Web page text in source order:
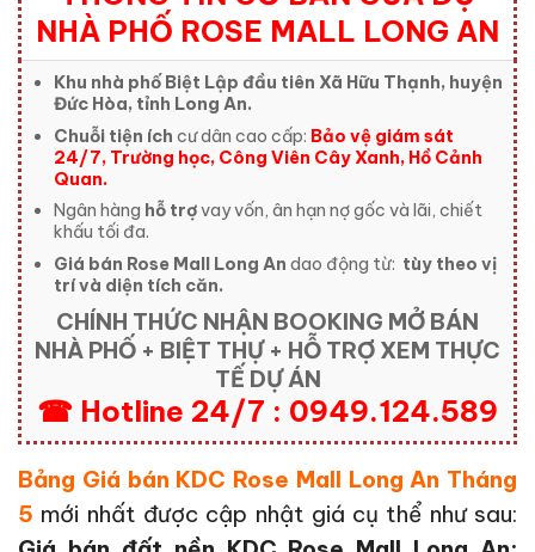
NHÀ PHỐ ROSE MALL LONG AN
Khu nhà phố Biệt Lập đầu tiên Xã Hữu Thạnh, huyện
Đức Hòa, tỉnh Long An.
Chuỗi tiện ích cư dân cao cấp: Bảo vệ giám sát
24/7, Trường học, Công Viên Cây Xanh, Hồ Cảnh
Quan.
Ngân hàng hỗ trợvay vốn, ân hạn nợ gốc và lãi, chiết
khấu tối đa.
Giá bán Rose Mall Long An dao động từ: tùy theo vị
trí và diện tích căn.
CHÍNH THỨC NHẬN BOOKING MỞ BÁN
NHÀ PHỐ + BIỆT THỰ + HỖ TRỢ XEM THỰC
TẾ DỰ ÁN
☎ Hotline 24/7 : 0949.124.589
Bảng Giá bán KDC Rose Mall Long An Tháng
5 mới nhất được cập nhật giá cụ thể như sau: